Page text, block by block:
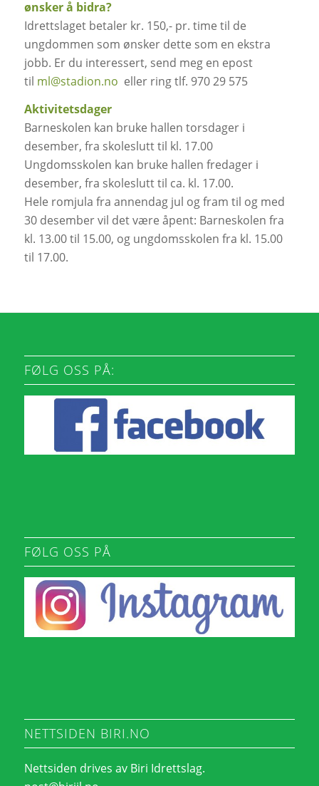
ønsker å bidra?
Idrettslaget betaler kr. 150,- pr. time til de
ungdommen som ønsker dette som en ekstra
jobb. Er du interessert, send meg en epost
til ml@stadion.no eller ring tlf. 970 29 575
Aktivitetsdager
Barneskolen kan bruke hallen torsdager i
desember, fra skoleslutt til kl. 17.00
Ungdomsskolen kan bruke hallen fredager i
desember, fra skoleslutt til ca. kl. 17.00.
Hele romjula fra annendag jul og fram til og med
30 desember vil det være åpent: Barneskolen fra
kl. 13.00 til 15.00, og ungdomsskolen fra kl. 15.00
til 17.00.
FØLG OSS PÅ:
FØLG OSS PÅ
NETTSIDEN BIRI.NO
Nettsiden drives av Biri Idrettslag.